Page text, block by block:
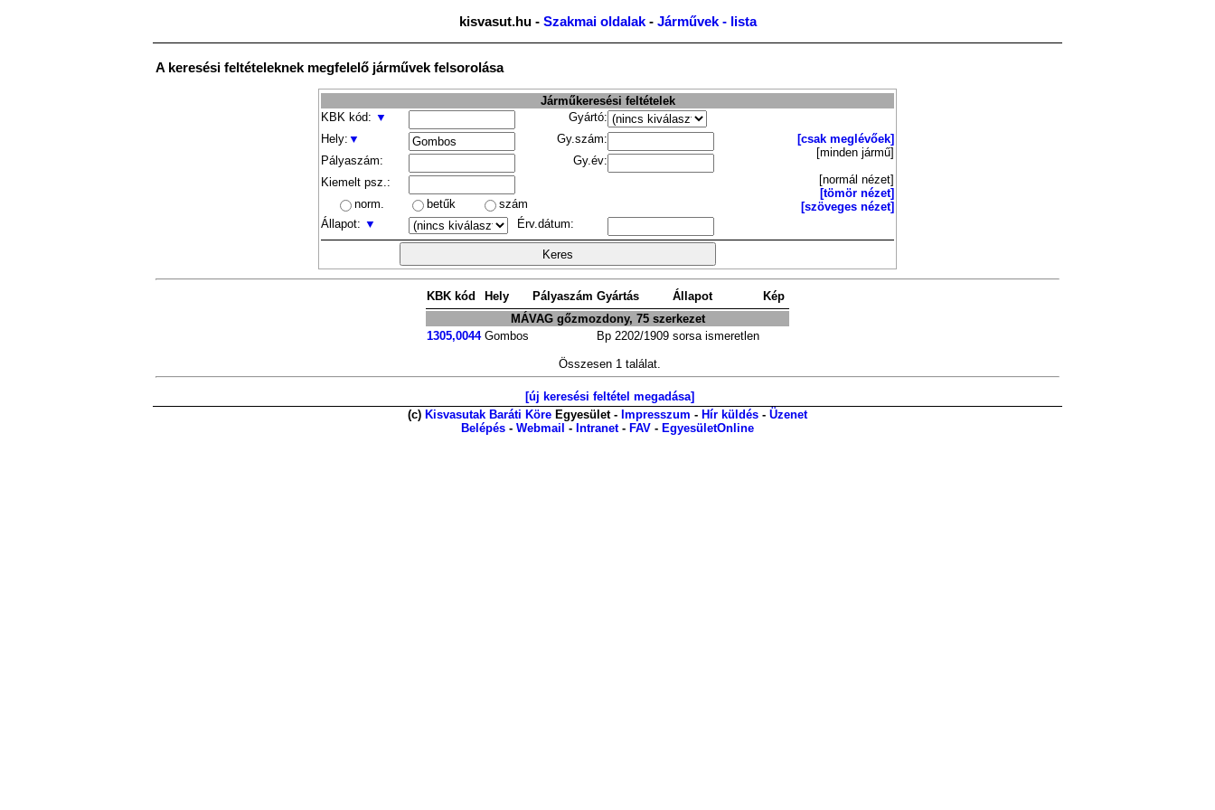
kisvasut.hu - Szakmai oldalak- Járművek - lista
A keresési feltételeknek megfelelő járművek felsorolása
Járműkeresési feltételek
KBK kód: ▼
Gyártó:
[csak meglévőek]
[minden jármű]
[normál nézet]
[tömör nézet]
[szöveges nézet]
Hely: ▼
Gy.szám:
Pályaszám:
Gy.év:
Kiemelt psz.:
norm.
betűk
szám
Állapot: ▼ Érv.dátum:
KBK kód Hely Pályaszám Gyártás Állapot
Kép
MÁVAG gőzmozdony, 75 szerkezet
1305,0044 Gombos Bp 2202/1909 sorsa ismeretlen
Összesen 1 találat.
[új keresési feltétel megadása]
(c) Kisvasutak Baráti Köre Egyesület - Impresszum - Hír küldés - Üzenet
Belépés - Webmail - Intranet- FAV - EgyesületOnline